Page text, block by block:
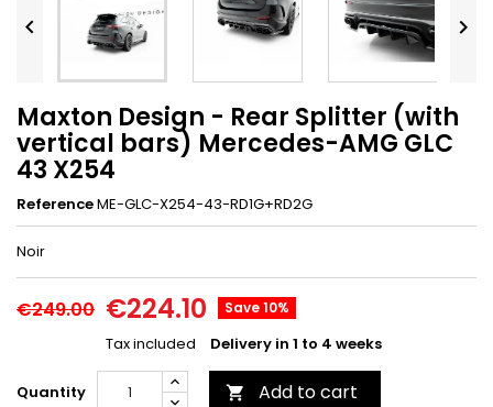
 
Maxton Design - Rear Splitter (with
vertical bars) Mercedes-AMG GLC
43 X254
ReferenceME-GLC-X254-43-RD1G+RD2G
Noir
€249.00 €224.10 Save 10%
Tax included Delivery in 1 to 4 weeks
Quantity  Add to cart